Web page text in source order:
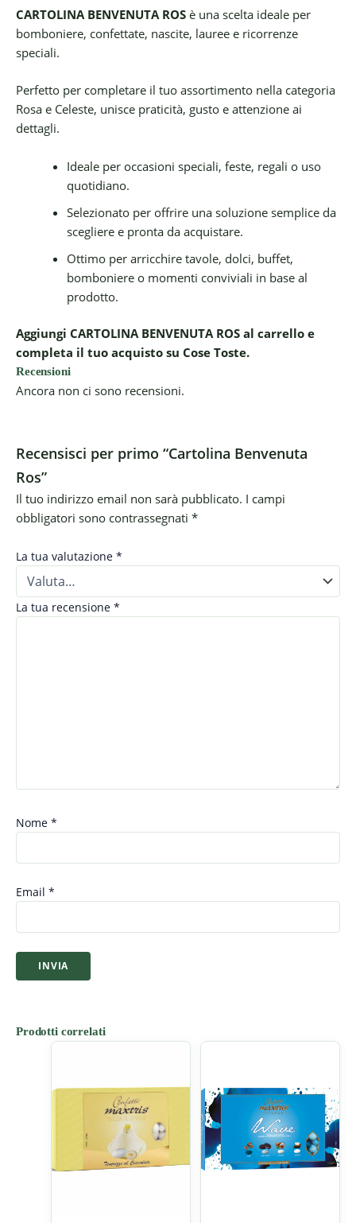
CARTOLINA BENVENUTA ROS è una scelta ideale per
bomboniere, confettate, nascite, lauree e ricorrenze
speciali.
Perfetto per completare il tuo assortimento nella categoria
Rosa e Celeste, unisce praticità, gusto e attenzione ai
dettagli.
Ideale per occasioni speciali, feste, regali o uso
quotidiano.
Selezionato per offrire una soluzione semplice da
scegliere e pronta da acquistare.
Ottimo per arricchire tavole, dolci, buffet,
bomboniere o momenti conviviali in base al
prodotto.
Aggiungi CARTOLINA BENVENUTA ROS al carrello e
completa il tuo acquisto su Cose Toste.
Recensioni
Ancora non ci sono recensioni.
Recensisci per primo “Cartolina Benvenuta
Ros”
Il tuo indirizzo email non sarà pubblicato. I campi
obbligatori sono contrassegnati *
La tua valutazione *
La tua recensione *
Nome *
Email *
Prodotti correlati